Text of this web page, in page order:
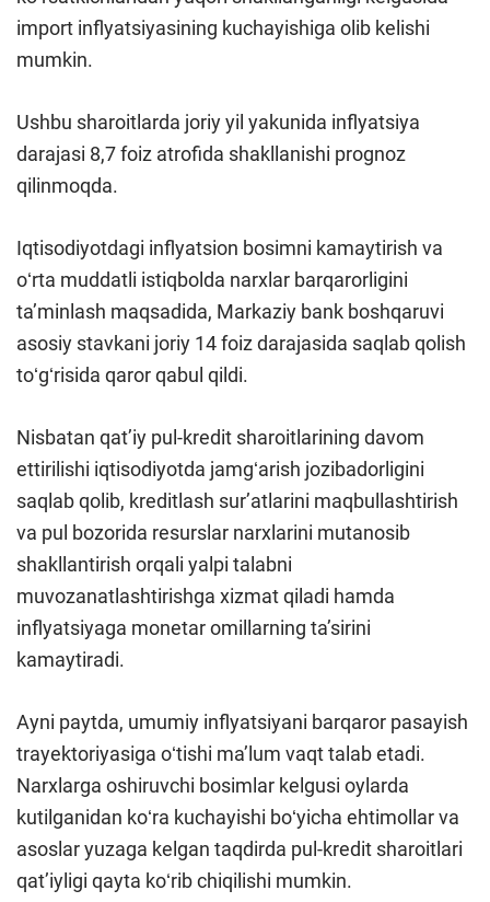
import inflyatsiyasining kuchayishiga olib kelishi
mumkin.
Ushbu sharoitlarda joriy yil yakunida inflyatsiya
darajasi 8,7 foiz atrofida shakllanishi prognoz
qilinmoqda.
Iqtisodiyotdagi inflyatsion bosimni kamaytirish va
oʻrta muddatli istiqbolda narxlar barqarorligini
taʼminlash maqsadida, Markaziy bank boshqaruvi
asosiy stavkani joriy 14 foiz darajasida saqlab qolish
toʻgʻrisida qaror qabul qildi.
Nisbatan qatʼiy pul-kredit sharoitlarining davom
ettirilishi iqtisodiyotda jamgʻarish jozibadorligini
saqlab qolib, kreditlash surʼatlarini maqbullashtirish
va pul bozorida resurslar narxlarini mutanosib
shakllantirish orqali yalpi talabni
muvozanatlashtirishga xizmat qiladi hamda
inflyatsiyaga monetar omillarning taʼsirini
kamaytiradi.
Ayni paytda, umumiy inflyatsiyani barqaror pasayish
trayektoriyasiga oʻtishi maʼlum vaqt talab etadi.
Narxlarga oshiruvchi bosimlar kelgusi oylarda
kutilganidan koʻra kuchayishi boʻyicha ehtimollar va
asoslar yuzaga kelgan taqdirda pul-kredit sharoitlari
qatʼiyligi qayta koʻrib chiqilishi mumkin.